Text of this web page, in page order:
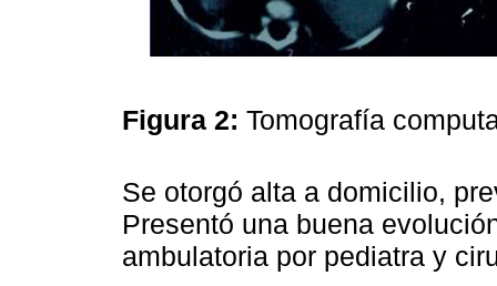
Figura 2: Tomografía
Se otorgó alta a domicilio,
Presentó una buena
ambulatoria por pediatra y